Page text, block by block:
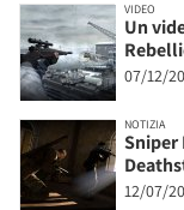
VIDEO
Un
07/12/
NOTIZIA
Sniper
12/07/